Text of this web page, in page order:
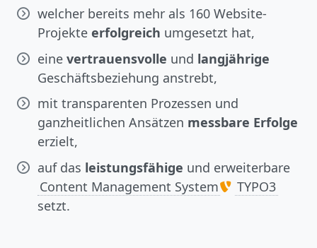
welcher bereits mehr als 160 Website-
Projekte erfolgreich umgesetzt hat,
eine vertrauensvolle und langjährige
Geschäftsbeziehung anstrebt,
mit transparenten Prozessen und
ganzheitlichen Ansätzen messbare Erfolge
erzielt,
auf das leistungsfähige und erweiterbare
Content Management System
TYPO3
setzt.